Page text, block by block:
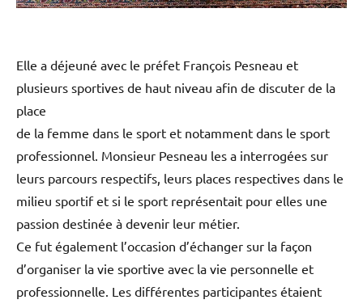
Elle a déjeuné avec le préfet François Pesneau et
plusieurs sportives de haut niveau afin de discuter de la
place
de la femme dans le sport et notamment dans le sport
professionnel. Monsieur Pesneau les a interrogées sur
leurs parcours respectifs, leurs places respectives dans le
milieu sportif et si le sport représentait pour elles une
passion destinée à devenir leur métier.
Ce fut également l’occasion d’échanger sur la façon
d’organiser la vie sportive avec la vie personnelle et
professionnelle. Les différentes participantes étaient